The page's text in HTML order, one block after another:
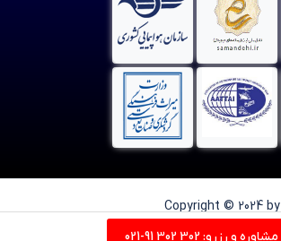
مشاوره و رزرو:302 302 91-021
Copyright © 2024 by